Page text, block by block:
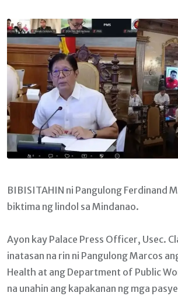
Email
BIBISITAHIN ni Pangulong Ferdinand
biktima ng lindol sa Mindanao.
Ayon kay Palace Press Officer, Usec.
inatasan na rin ni Pangulong Marcos
Health at ang Department of Public
na unahin ang kapakanan ng mga